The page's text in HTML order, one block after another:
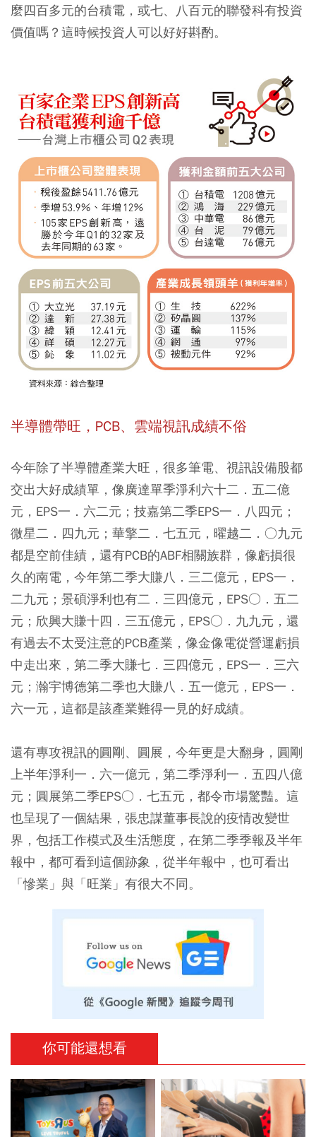
麼四百多元的台積電，或七、八百元的聯發科有投資
價值嗎？這時候投資人可以好好斟酌。
半導體帶旺，PCB、雲端視訊成績不俗
今年除了半導體產業大旺，很多筆電、視訊設備股都
交出大好成績單，像廣達單季淨利六十二．五二億
元，EPS一．六二元；技嘉第二季EPS一．八四元；
微星二．四九元；華擎二．七五元，曜越二．○九元
都是空前佳績，還有PCB的ABF相關族群，像虧損很
久的南電，今年第二季大賺八．三二億元，EPS一．
二九元；景碩淨利也有二．三四億元，EPS○．五二
元；欣興大賺十四．三五億元，EPS○．九九元，還
有過去不太受注意的PCB產業，像金像電從營運虧損
中走出來，第二季大賺七．三四億元，EPS一．三六
元；瀚宇博德第二季也大賺八．五一億元，EPS一．
六一元，這都是該產業難得一見的好成績。
還有專攻視訊的圓剛、圓展，今年更是大翻身，圓剛
上半年淨利一．六一億元，第二季淨利一．五四八億
元；圓展第二季EPS○．七五元，都令市場驚豔。這
也呈現了一個結果，張忠謀董事長說的疫情改變世
界，包括工作模式及生活態度，在第二季季報及半年
報中，都可看到這個跡象，從半年報中，也可看出
「慘業」與「旺業」有很大不同。
你可能還想看